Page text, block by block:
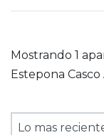
Mostrando 1
Estepona
Lo mas